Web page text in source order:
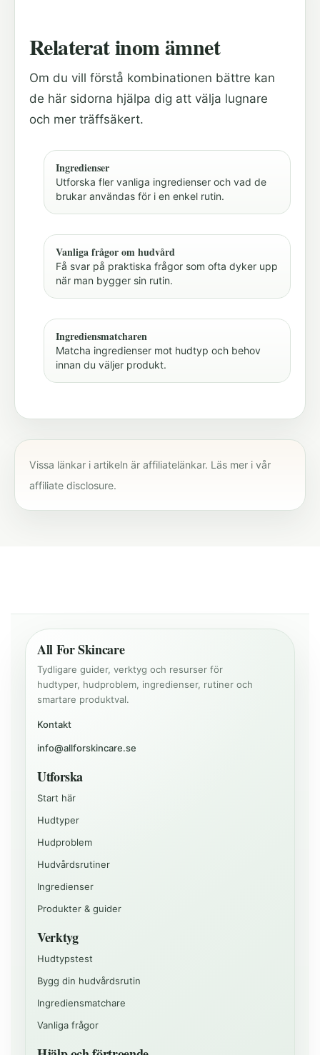
Relaterat inom ämnet
Om du vill förstå kombinationen bättre kan
de här sidorna hjälpa dig att välja lugnare
och mer träffsäkert.
Ingredienser
Utforska fler vanliga ingredienser och vad de
brukar användas för i en enkel rutin.
Vanliga frågor om hudvård
Få svar på praktiska frågor som ofta dyker upp
när man bygger sin rutin.
Ingrediensmatcharen
Matcha ingredienser mot hudtyp och behov
innan du väljer produkt.
Vissa länkar i artikeln är affiliatelänkar. Läs mer i vår
affiliate disclosure.
All For Skincare
Tydligare guider, verktyg och resurser för
hudtyper, hudproblem, ingredienser, rutiner och
smartare produktval.
Kontakt
info@allforskincare.se
Utforska
Start här
Hudtyper
Hudproblem
Hudvårdsrutiner
Ingredienser
Produkter & guider
Verktyg
Hudtypstest
Bygg din hudvårdsrutin
Ingrediensmatchare
Vanliga frågor